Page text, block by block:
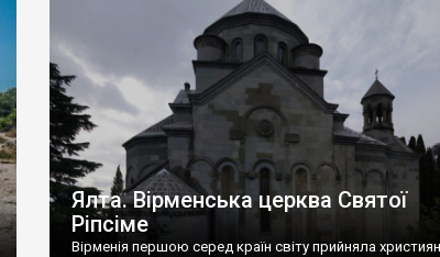
називаються «повстяками» (postaki)…” “Вино. Крим
виробляє відмінне вино і його вдосталь: воно все
легке біле і дуже […]
Ялта. Вірменська церква Святої
Ріпсіме
Вірменія першою серед країн світу прийняла